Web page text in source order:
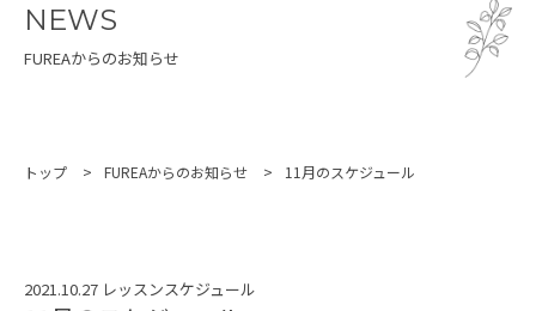
NEWS
FUREAからのお知らせ
トップ FUREAからのお知らせ 11月のスケジュール
2021.10.27 レッスンスケジュール